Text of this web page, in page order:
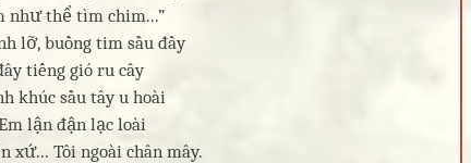
như thể tìm chim...”
lỡ, buồng tim sầu đầy
tiếng gió ru cây
khúc sầu tây u hoài
lận đận lạc loài
xứ... Tôi ngoài chân mây.